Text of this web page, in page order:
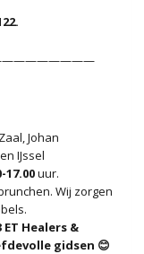
Johan
IJssel
17.00uur.
Wij zorgen
ET Healers &
gidsen 😊